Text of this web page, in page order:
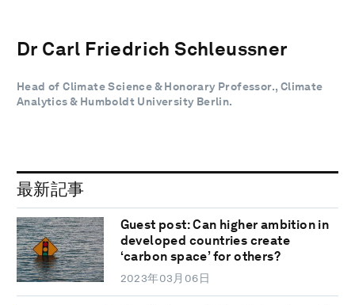
Dr Carl Friedrich Schleussner
Head of Climate Science & Honorary Professor., Climate
Analytics & Humboldt University Berlin.
最新記事
Guest post: Can higher ambition in
developed countries create
‘carbon space’ for others?
2023年03月06日